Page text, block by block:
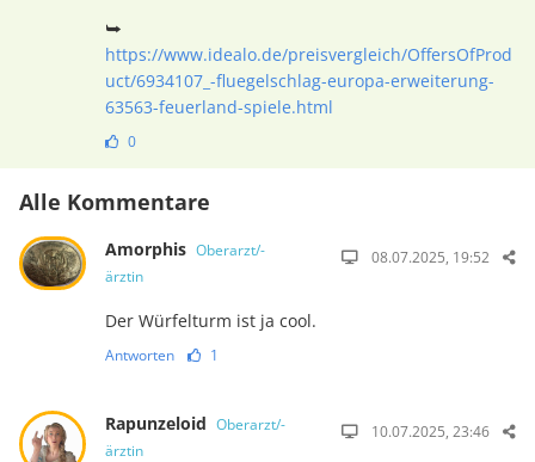
⮩
https://www.idealo.de/preisvergleich/OffersOfProd
uct/6934107_-fluegelschlag-europa-erweiterung-
63563-feuerland-spiele.html
0
Alle Kommentare
Amorphis Oberarzt/-
ärztin
08.07.2025, 19:52
Der Würfelturm ist ja cool.
Antworten 1
Rapunzeloid Oberarzt/-
ärztin
10.07.2025, 23:46